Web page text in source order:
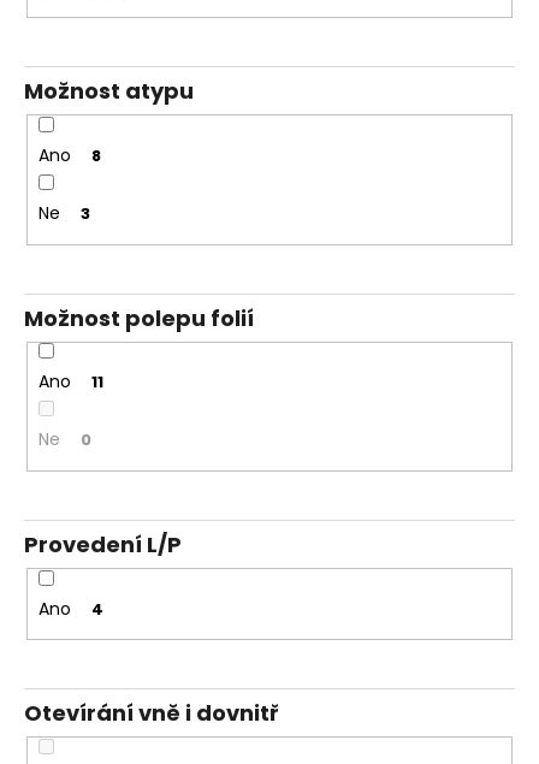
Možnost atypu
Ano 8
Ne 3
Možnost polepu folií
Ano 11
Ne 0
Provedení L/P
Ano 4
Otevírání vně i dovnitř